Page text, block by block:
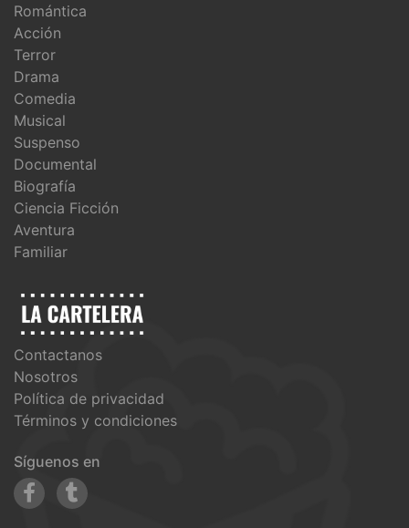
Romántica
Acción
Terror
Drama
Comedia
Musical
Suspenso
Documental
Biografía
Ciencia Ficción
Aventura
Familiar
Contactanos
Nosotros
Política de privacidad
Términos y condiciones
Síguenos en